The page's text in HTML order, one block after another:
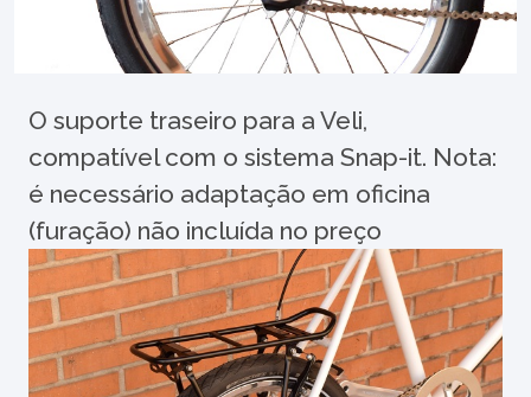
O suporte traseiro para a Veli,
compatível com o sistema Snap-it. Nota:
é necessário adaptação em oficina
(furação) não incluída no preço